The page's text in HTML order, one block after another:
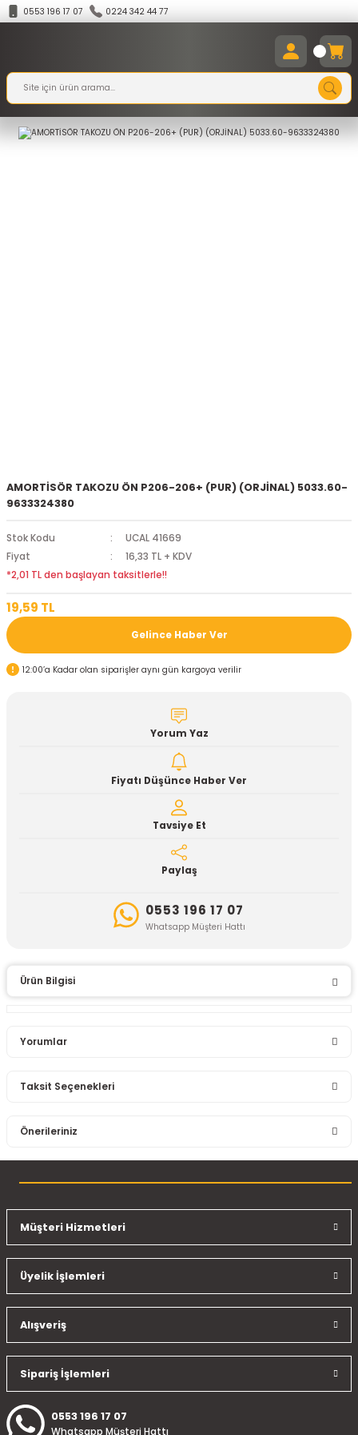
0553 196 17 07 0224 342 44 77
AMORTİSÖR TAKOZU ÖN P206-206+ (PUR) (ORJİNAL) 5033.60-
9633324380
Stok Kodu
UCAL 41669
Fiyat
16,33 TL + KDV
*2,01 TL den başlayan taksitlerle!!
19,59 TL
Gelince Haber Ver
12:00’a Kadar olan siparişler aynı gün kargoya verilir
Yorum Yaz
Fiyatı Düşünce Haber Ver
Tavsiye Et
Paylaş
0553 196 17 07
Whatsapp Müşteri Hattı
Ürün Bilgisi
Yorumlar
Taksit Seçenekleri
Önerileriniz
konularda yetersiz gördüğünüz noktaları öneri formunu
Ürün resmi kalitesiz, bozuk veya görüntülenemiyor.
Ürün açıklamasında eksik bilgiler bulunuyor.
Ürün fiyatı diğer sitelerden daha pahalı.
Bu ürüne benzer farklı alternatifler olmalı.
Müşteri Hizmetleri
Üyelik İşlemleri
Alışveriş
Sipariş İşlemleri
0553 196 17 07
Whatsapp Müşteri Hattı